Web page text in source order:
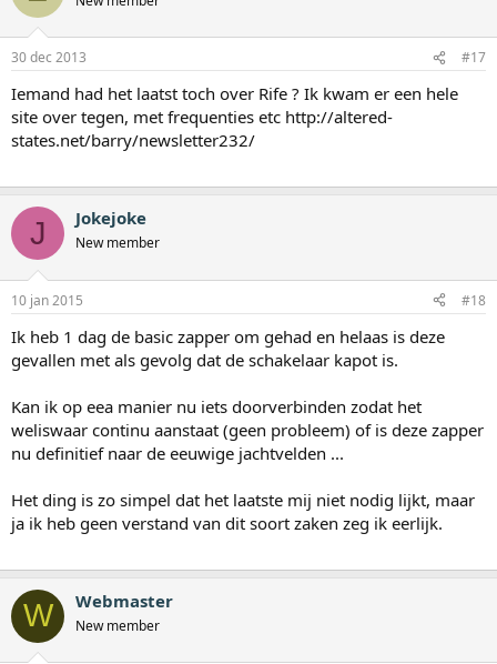
30 dec 2013 #17
Iemand had het laatst toch over Rife ? Ik kwam er een hele
site over tegen, met frequenties etc http://altered-
states.net/barry/newsletter232/
J Jokejoke
New member
10 jan 2015 #18
Ik heb 1 dag de basic zapper om gehad en helaas is deze
gevallen met als gevolg dat de schakelaar kapot is.
Kan ik op eea manier nu iets doorverbinden zodat het
weliswaar continu aanstaat (geen probleem) of is deze zapper
nu definitief naar de eeuwige jachtvelden ...
Het ding is zo simpel dat het laatste mij niet nodig lijkt, maar
ja ik heb geen verstand van dit soort zaken zeg ik eerlijk.
W Webmaster
New member